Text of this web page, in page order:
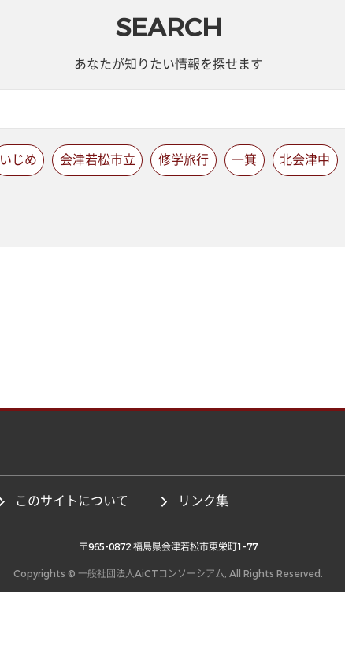
SEARCH
あなたが知りたい情報を探せます
いじめ 会津若松市立 修学旅行 一箕 北会津中
このサイトについて リンク集
〒965-0872 福島県会津若松市東栄町1-77
Copyrights © 一般社団法人AiCTコンソーシアム, All Rights Reserved.